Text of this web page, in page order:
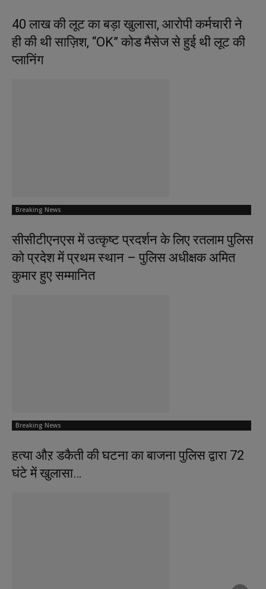
40 लाख की लूट का बड़ा खुलासा, आरोपी कर्मचारी ने
ही की थी साज़िश, “OK” कोड मैसेज से हुई थी लूट की
प्लानिंग
Breaking News
सीसीटीएनएस में उत्कृष्ट प्रदर्शन के लिए रतलाम पुलिस
को प्रदेश में प्रथम स्थान – पुलिस अधीक्षक अमित
कुमार हुए सम्मानित
Breaking News
हत्या औऱ डकैती की घटना का बाजना पुलिस द्वारा 72
घंटे में खुलासा…